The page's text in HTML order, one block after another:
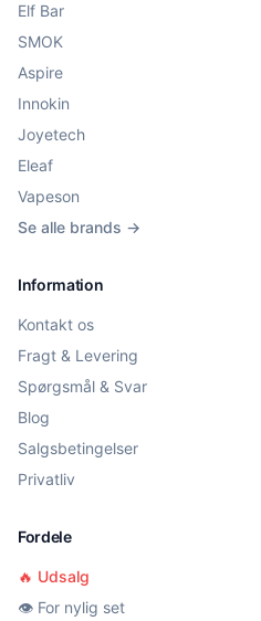
Elf Bar
SMOK
Aspire
Innokin
Joyetech
Eleaf
Vapeson
Se alle brands →
Information
Kontakt os
Fragt & Levering
Spørgsmål & Svar
Blog
Salgsbetingelser
Privatliv
Fordele
🔥 Udsalg
👁️ For nylig set